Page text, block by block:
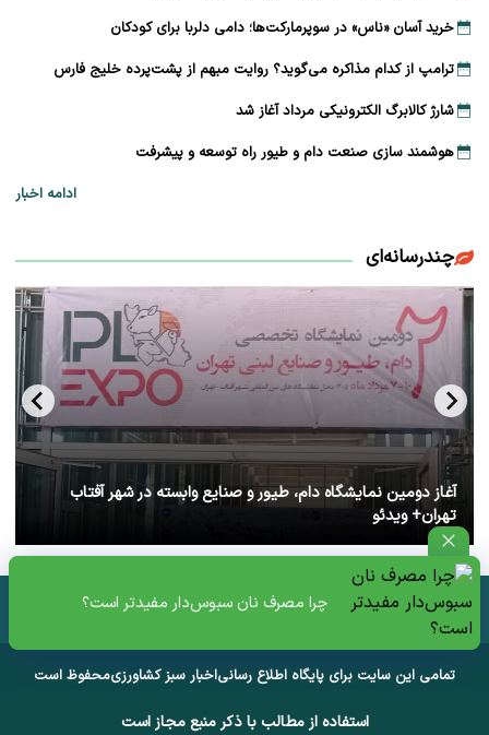
چرا مصرف نان سبوس‌دار مفیدتر است؟
خرید آسان «ناس» در سوپرمارکت‌ها؛ دامی دلربا برای کودکان
ترامپ از کدام مذاکره می‌گوید؟ روایت مبهم از پشت‌پرده خلیج فارس
شارژ کالابرگ الکترونیکی مرداد آغاز شد
هوشمند سازی صنعت دام و طیور راه توسعه و پیشرفت
ادامه اخبار
چندرسانه‌ای
آغاز دومین نمایشگاه دام، طیور و صنایع وابسته در شهر آفتاب
تهران+ ویدئو
تمامی این سایت برای پایگاه اطلاع رسانیاخبار سبز کشاورزیمحفوظ است
استفاده از مطالب با ذکر منبع مجاز است